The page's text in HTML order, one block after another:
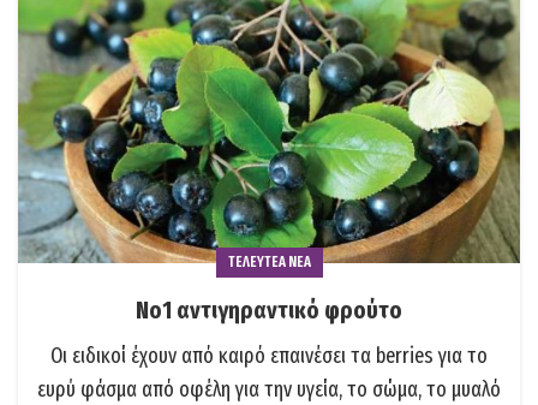
ΤΕΛΕΥΤΕΑ ΝΕΑ
Νο1 αντιγηραντικό φρούτο
Οι ειδικοί έχουν από καιρό επαινέσει τα berries για το
ευρύ φάσμα από οφέλη για την υγεία, το σώμα, το μυαλό